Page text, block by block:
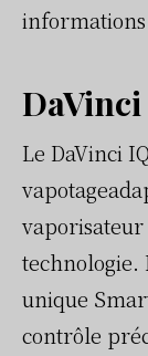
Le DaVinci
technologie.
unique
contrôle